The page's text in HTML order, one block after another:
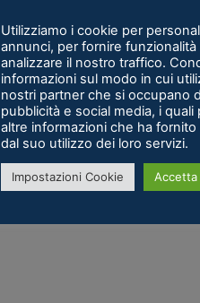
Utilizziamo i cookie per
annunci, per fornire
analizzare il nostro traffico.
informazioni sul modo in cui
nostri partner che si occupano
pubblicità e social media, i
altre informazioni che ha
dal suo utilizzo dei loro servizi.
Impostazioni Cookie